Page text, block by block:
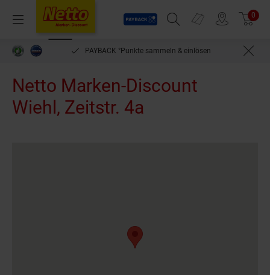
Menü
Payback
Suchfeld einblenden
Prospekte 0
PAYBACK °Punkte sammeln & einlösen
Netto Marken-Discount
Wiehl, Zeitstr. 4a